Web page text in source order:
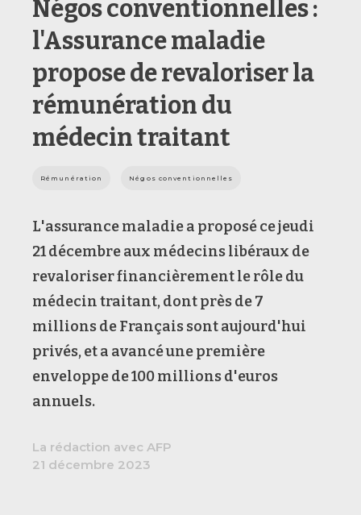
Négos conventionnelles :
l'Assurance maladie
propose de revaloriser la
rémunération du
médecin traitant
Rémunération Négos conventionnelles
L'assurance maladie a proposé ce jeudi
21 décembre aux médecins libéraux de
revaloriser financièrement le rôle du
médecin traitant, dont près de 7
millions de Français sont aujourd'hui
privés, et a avancé une première
enveloppe de 100 millions d'euros
annuels.
La rédaction avec AFP
21 décembre 2023